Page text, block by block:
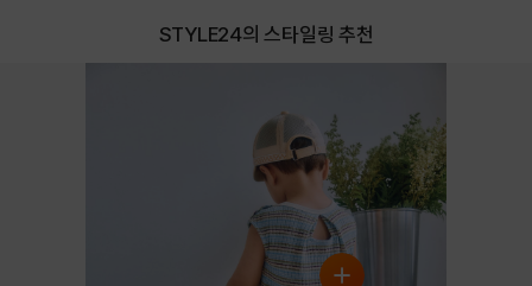
STYLE24의 스타일링 추천